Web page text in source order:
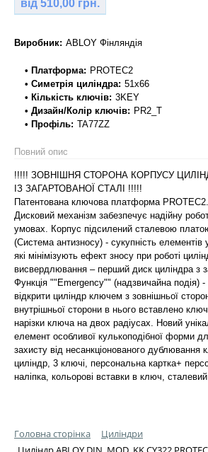
від 510,00 грн.
Виробник: ABLOY Фінляндія
• Платформа: PROTEC2
• Симетрія циліндра: 51x66
• Кількість ключів: 3KEY
• Дизайн/Колір ключів: PR2_T
• Профіль: TA77ZZ
Повний опис
!!!!! ЗОВНІШНЯ СТОРОНА КОРПУСУ
ІЗ ЗАГАРТОВАНОЇ СТАЛІ !!!!!
Патентована ключова платформа
Дисковий механізм забезпечує надійну
умовах. Корпус підсилений сталевою
(Система антизносу) - сукупність елементів
які мінімізують ефект зносу при роботі
висвердлювання – перший диск циліндра з
Функція ""Emergency"" (надзвичайна подія)
відкрити циліндр ключем з зовнішньої
внутрішньої сторони в нього вставлено
нарізки ключа на двох радіусах. Новий
елемент особливої кулькоподібної форми
захисту від несанкціонованого дублювання
циліндр, 3 ключі, персональна картка+
наліпка, кольорові вставки в ключ,
Головна сторінка
Циліндри